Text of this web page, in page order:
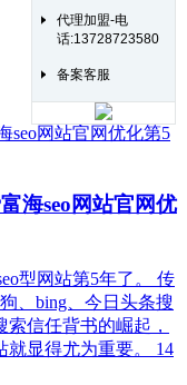
海seo网站官网优
型网站第5年了。 传
、bing、今日头条搜
信任背书的崛起，
就显得尤为重要。 14
代理加盟-电
话:13728723580
备案客服